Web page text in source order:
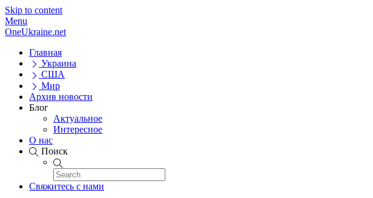
Skip to content
Menu
OneUkraine.net
Главная
Украина
США
Мир
Архив новости
Блог
Актуальное
Интересное
О нас
Поиск
Свяжитесь с нами